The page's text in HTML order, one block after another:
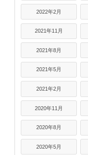
2022年2月
2021年11月
2021年8月
2021年5月
2021年2月
2020年11月
2020年8月
2020年5月